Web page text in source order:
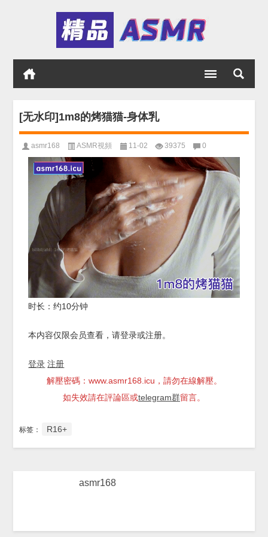
[无水印]1m8的烤猫猫-身体乳
asmr168 ASMR視頻 11-02 39375 0
时长：约10分钟
本内容仅限会员查看，请登录或注册。
登录 注册
解壓密碼：www.asmr168.icu，請勿在線解壓。
如失效請在評論區或telegram群留言。
标签： R16+
asmr168